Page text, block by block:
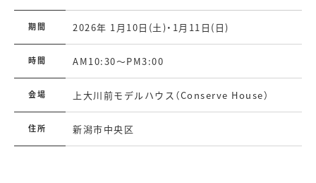
期間 2026年 1月10日(土)・1月11日(日)
時間 AM10:30～PM3:00
会場 上大川前モデルハウス（Conserve House）
住所 新潟市中央区